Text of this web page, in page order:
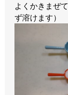
よくかきまぜ
ず溶けます）